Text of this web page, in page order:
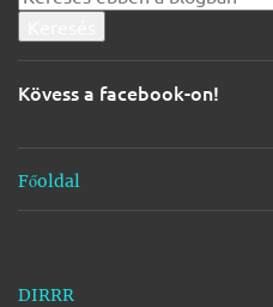
z
é
s
k
Kövess a facebook-on!
Főoldal
DIRRR